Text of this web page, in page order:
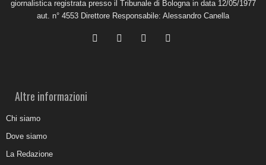
giornalistica registrata presso il Tribunale di Bologna in data 12/05/1977
aut. n° 4553 Direttore Responsabile: Alessandro Canella
Altre informazioni
Chi siamo
Dove siamo
La Redazione